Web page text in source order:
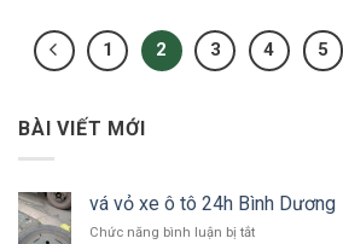
1 2 3 4 5
BÀI VIẾT MỚI
vá vỏ xe ô tô 24h Bình Dương
Chức năng bình luận bị tắtở